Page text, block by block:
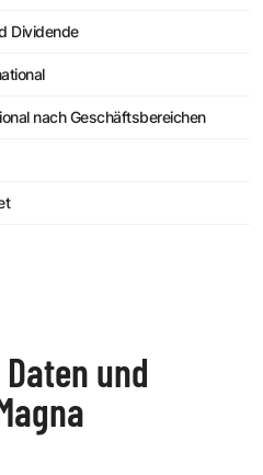
Dividende
nach Geschäftsbereichen
und